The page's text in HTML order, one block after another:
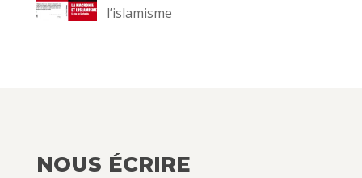
l’islamisme
NOUS ÉCRIRE